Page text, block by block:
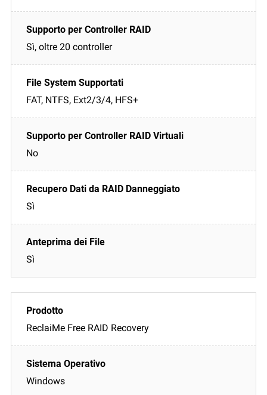
Sì, oltre 20 controller
FAT, NTFS, Ext2/3/4, HFS+
No
Sì
Sì
ReclaiMe Free RAID Recovery
Windows